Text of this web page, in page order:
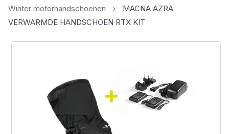
Winter motorhandschoenen
MACNA AZRA
VERWARMDE HANDSCHOEN RTX KIT